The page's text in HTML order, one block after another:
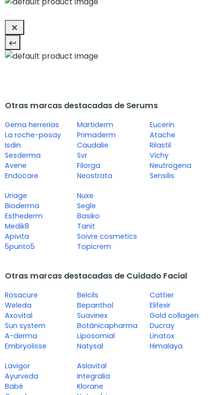
Otras marcas destacadas de Serums
Gema herrerias
La roche-posay
Isdin
Sesderma
Avene
Endocare
Martiderm
Primaderm
Caudalie
Svr
Filorga
Neostrata
Eucerin
Atache
Rilastil
Vichy
Neutrogena
Sensilis
Uriage
Bioderma
Esthederm
Medik8
Apivita
5punto5
Nuxe
Segle
Basiko
Tanit
Soivre cosmetics
Topicrem
Otras marcas destacadas de Cuidado Facial
Rosacure
Weleda
Axovital
Sun system
A-derma
Embryolisse
Belcils
Bepanthol
Suavinex
Botánicapharma
Liposomial
Natysal
Cattier
Elifexir
Gold collagen
Ducray
Linatox
Himalaya
Lavigor
Ayurveda
Babé
Aslavital
Integralia
Klorane